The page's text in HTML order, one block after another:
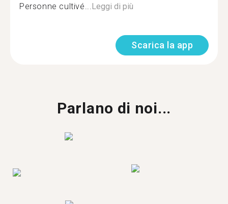
Personne cultivé...Leggi di più
Scarica la app
Parlano di noi...